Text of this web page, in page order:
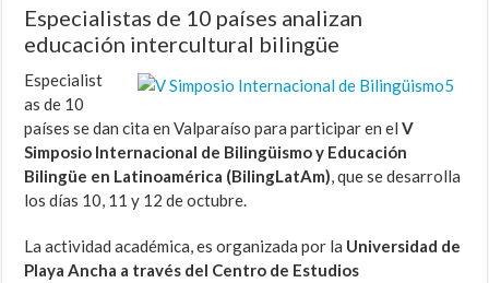
Especialistas de 10 países analizan
educación intercultural bilingüe
Especialist
as de 10
países se dan cita en Valparaíso para participar en elV
Simposio Internacional de Bilingüismo y Educación
Bilingüe en Latinoamérica (BilingLatAm), que se desarrolla
los días 10, 11 y 12 de octubre.
La actividad académica, es organizada por la Universidad de
Playa Ancha a través del Centro de Estudios